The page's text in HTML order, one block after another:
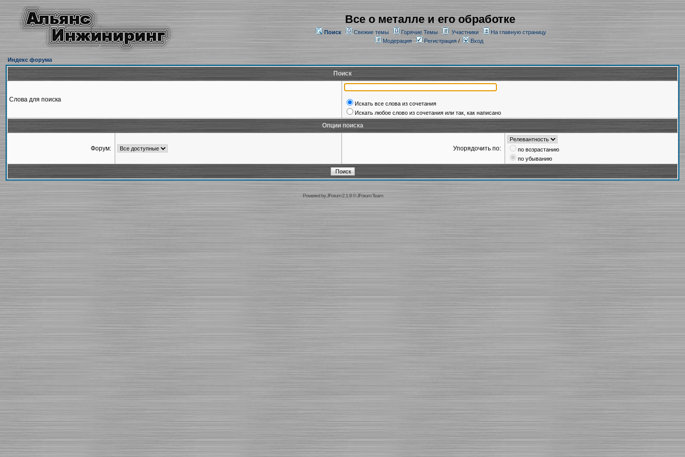
Все о металле и его обработке
Поиск Свежие темы Горячие Темы Участники
На главную страницу
Модерация
Регистрация/ Вход
Индекс форума
Поиск
Слова для поиска
Искать все слова из сочетания
Искать любое слово из сочетания или так, как написано
Опции поиска
Форум: Упорядочить по:
по возрастанию
по убыванию
Powered byJForum 2.1.9©JForum Team